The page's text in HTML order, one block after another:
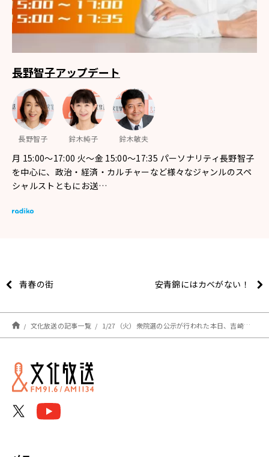
長野智子アップデート
長野智子 鈴木純子 鈴木敏夫
月 15:00～17:00 火～金 15:00～17:35 パーソナリティ長野智子
を中心に、政治・経済・カルチャーなど様々なジャンルのスペ
シャルストともにお送…
青春の街 安青錦にはカベがない！
文化放送の記事一覧 1/27（火）衆院選の公示が行われた本日、吉崎達彦さんをお迎えしてお話を伺います！ゲストは外交イニシアティブから猿田佐世さん、日刊スポーツ宮下敬至さんです！